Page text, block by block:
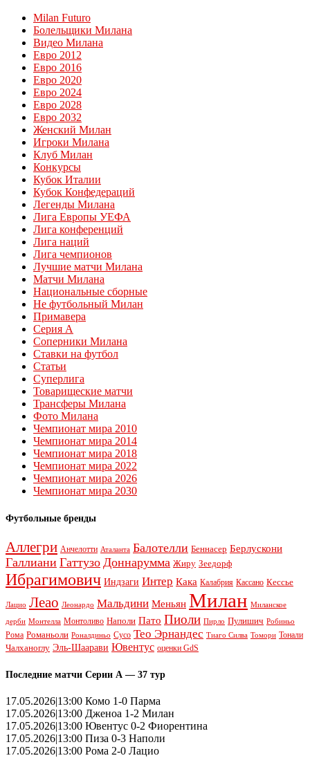
Milan Futuro
Болельщики Милана
Видео Милана
Евро 2012
Евро 2016
Евро 2020
Евро 2024
Евро 2028
Евро 2032
Женский Милан
Игроки Милана
Клуб Милан
Конкурсы
Кубок Италии
Кубок Конфедераций
Легенды Милана
Лига Европы УЕФА
Лига конференций
Лига наций
Лига чемпионов
Лучшие матчи Милана
Матчи Милана
Национальные сборные
Не футбольный Милан
Примавера
Серия А
Соперники Милана
Ставки на футбол
Статьи
Суперлига
Товарищеские матчи
Трансферы Милана
Фото Милана
Чемпионат мира 2010
Чемпионат мира 2014
Чемпионат мира 2018
Чемпионат мира 2022
Чемпионат мира 2026
Чемпионат мира 2030
Футбольные бренды
Аллегри Анчелотти Аталанта Балотелли Беннасер Берлускони
Галлиани Гаттузо Доннарумма Жиру Зеедорф
Ибрагимович Индзаги Интер Кака Калабрия Кассано Кессье
Лацио Леао Леонардо Мальдини Меньян Милан Миланское
дерби Монтелла Монтоливо Наполи Пато Пиоли Пирло Пулишич Робиньо
Рома Романьоли Роналдиньо Сусо Тео Эрнандес Тиаго Силва Томори Тонали
Чалханоглу Эль-Шаарави Ювентус оценки GdS
Последние матчи Серии А — 37 тур
17.05.2026|13:00 Комо 1-0 Парма
17.05.2026|13:00 Дженоа 1-2 Милан
17.05.2026|13:00 Ювентус 0-2 Фиорентина
17.05.2026|13:00 Пиза 0-3 Наполи
17.05.2026|13:00 Рома 2-0 Лацио